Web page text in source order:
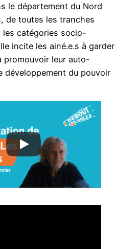
le département du Nord
de toutes les tranches
les catégories socio-
incite les ainé.e.s à garder
promouvoir leur auto-
développement du pouvoir